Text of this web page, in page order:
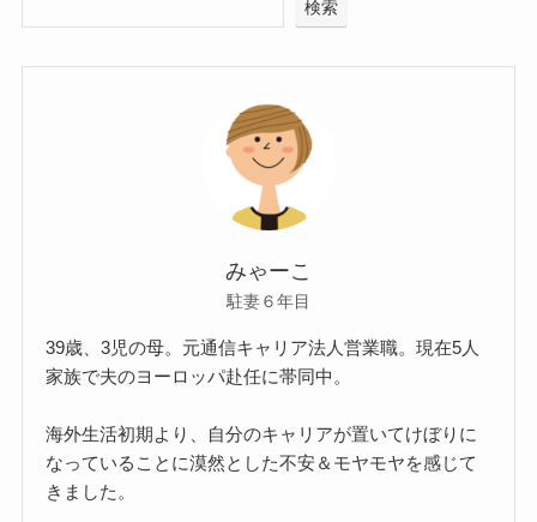
検索
みゃーこ
駐妻６年目
39歳、3児の母。元通信キャリア法人営業職。現在5人
家族で夫のヨーロッパ赴任に帯同中。
海外生活初期より、自分のキャリアが置いてけぼりに
なっていることに漠然とした不安＆モヤモヤを感じて
きました。